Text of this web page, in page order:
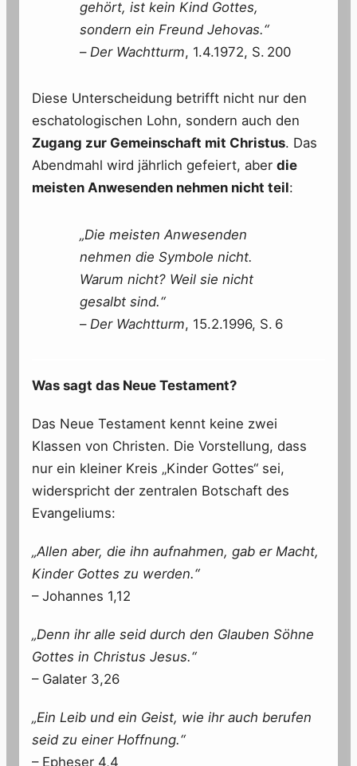
gehört, ist kein Kind Gottes,
sondern ein Freund Jehovas.“
–Der Wachtturm, 1.4.1972, S. 200
Diese Unterscheidung betrifft nicht nur den
eschatologischen Lohn, sondern auch den
Zugang zur Gemeinschaft mit Christus. Das
Abendmahl wird jährlich gefeiert, aber die
meisten Anwesenden nehmen nicht teil:
„Die meisten Anwesenden
nehmen die Symbole nicht.
Warum nicht? Weil sie nicht
gesalbt sind.“
– Der Wachtturm, 15.2.1996, S. 6
Was sagt das Neue Testament?
Das Neue Testament kennt keine zwei
Klassen von Christen. Die Vorstellung, dass
nur ein kleiner Kreis „Kinder Gottes“ sei,
widerspricht der zentralen Botschaft des
Evangeliums:
„Allen aber, die ihn aufnahmen, gab er Macht,
Kinder Gottes zu werden.“
– Johannes 1,12
„Denn ihr alle seid durch den Glauben Söhne
Gottes in Christus Jesus.“
– Galater 3,26
„Ein Leib und ein Geist, wie ihr auch berufen
seid zu einer Hoffnung.“
– Epheser 4,4